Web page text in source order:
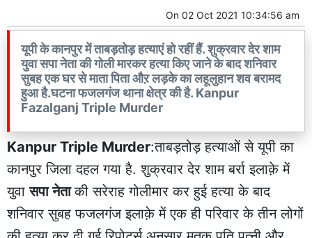
On 02 Oct 2021 10:34:56 am
यूपी के कानपुर में ताबड़तोड़ हत्याएं हो रहीं हैं. शुक्रवार देर शाम
युवा सपा नेता की गोली मारकर हत्या किए जाने के बाद शनिवार
सुबह एक घर से माता पिता औऱ लड़के का लहूलुहान शव बरामद
हुआ है.घटना फजलगंज थाना क्षेत्र की है. Kanpur
Fazalganj Triple Murder
Kanpur Triple Murder:ताबड़तोड़ हत्याओं से यूपी का
कानपुर जिला दहल गया है. शुक्रवार देर शाम बर्रा इलाक़े में
युवासपा नेताकी सरेराह गोलीमार कर हुई हत्या के बाद
शनिवार सुबह फजलगंज इलाक़े में एक ही परिवार के तीन लोगों